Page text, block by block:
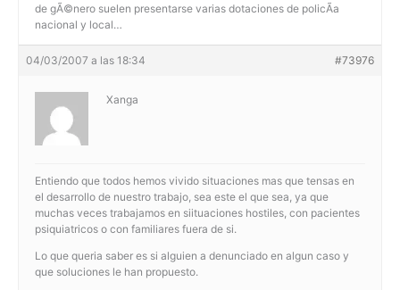
de gÃ©nero suelen presentarse varias dotaciones de policÃ­a
nacional y local…
04/03/2007 a las 18:34 #73976
Xanga
Entiendo que todos hemos vivido situaciones mas que tensas en
el desarrollo de nuestro trabajo, sea este el que sea, ya que
muchas veces trabajamos en siituaciones hostiles, con pacientes
psiquiatricos o con familiares fuera de si.
Lo que queria saber es si alguien a denunciado en algun caso y
que soluciones le han propuesto.